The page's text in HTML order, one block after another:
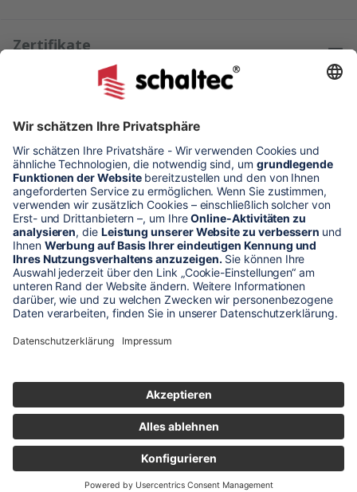
Zertifikate
Kundenmeinungen
* Alle Preise verstehen sich zzgl. Mehrwertsteuer und Versandkosten
Unser Shop-Angebot richtet sich nur an gewerbliche
** LP = Listenneupreis (netto) des Herstellers
Mitarbeitern bearbeitet. Sie erhalten in jedem Fall ein Angebot bzw.
eine Auftragsbestätigung.
Produktabbildungen von Gebrauchtartikeln entsprechen nicht immer
der vorrätigen Ware - sie können ähnliche Produkte zeigen.
© 2026 schaltec GmbH |Impressum